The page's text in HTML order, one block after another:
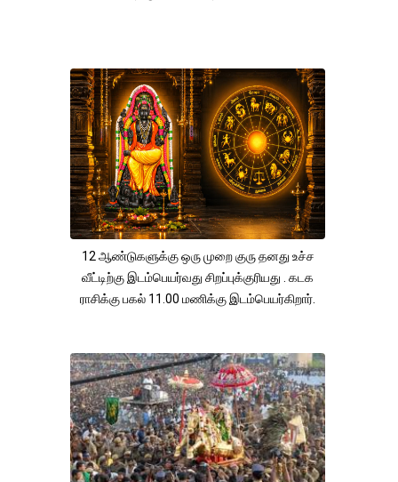
12 ஆண்டுகளுக்கு ஒரு முறை குரு தனது உச்ச
வீட்டிற்கு இடம்பெயர்வது சிறப்புக்குரியது . கடக
ராசிக்கு பகல் 11.00 மணிக்கு இடம்பெயர்கிறார்.